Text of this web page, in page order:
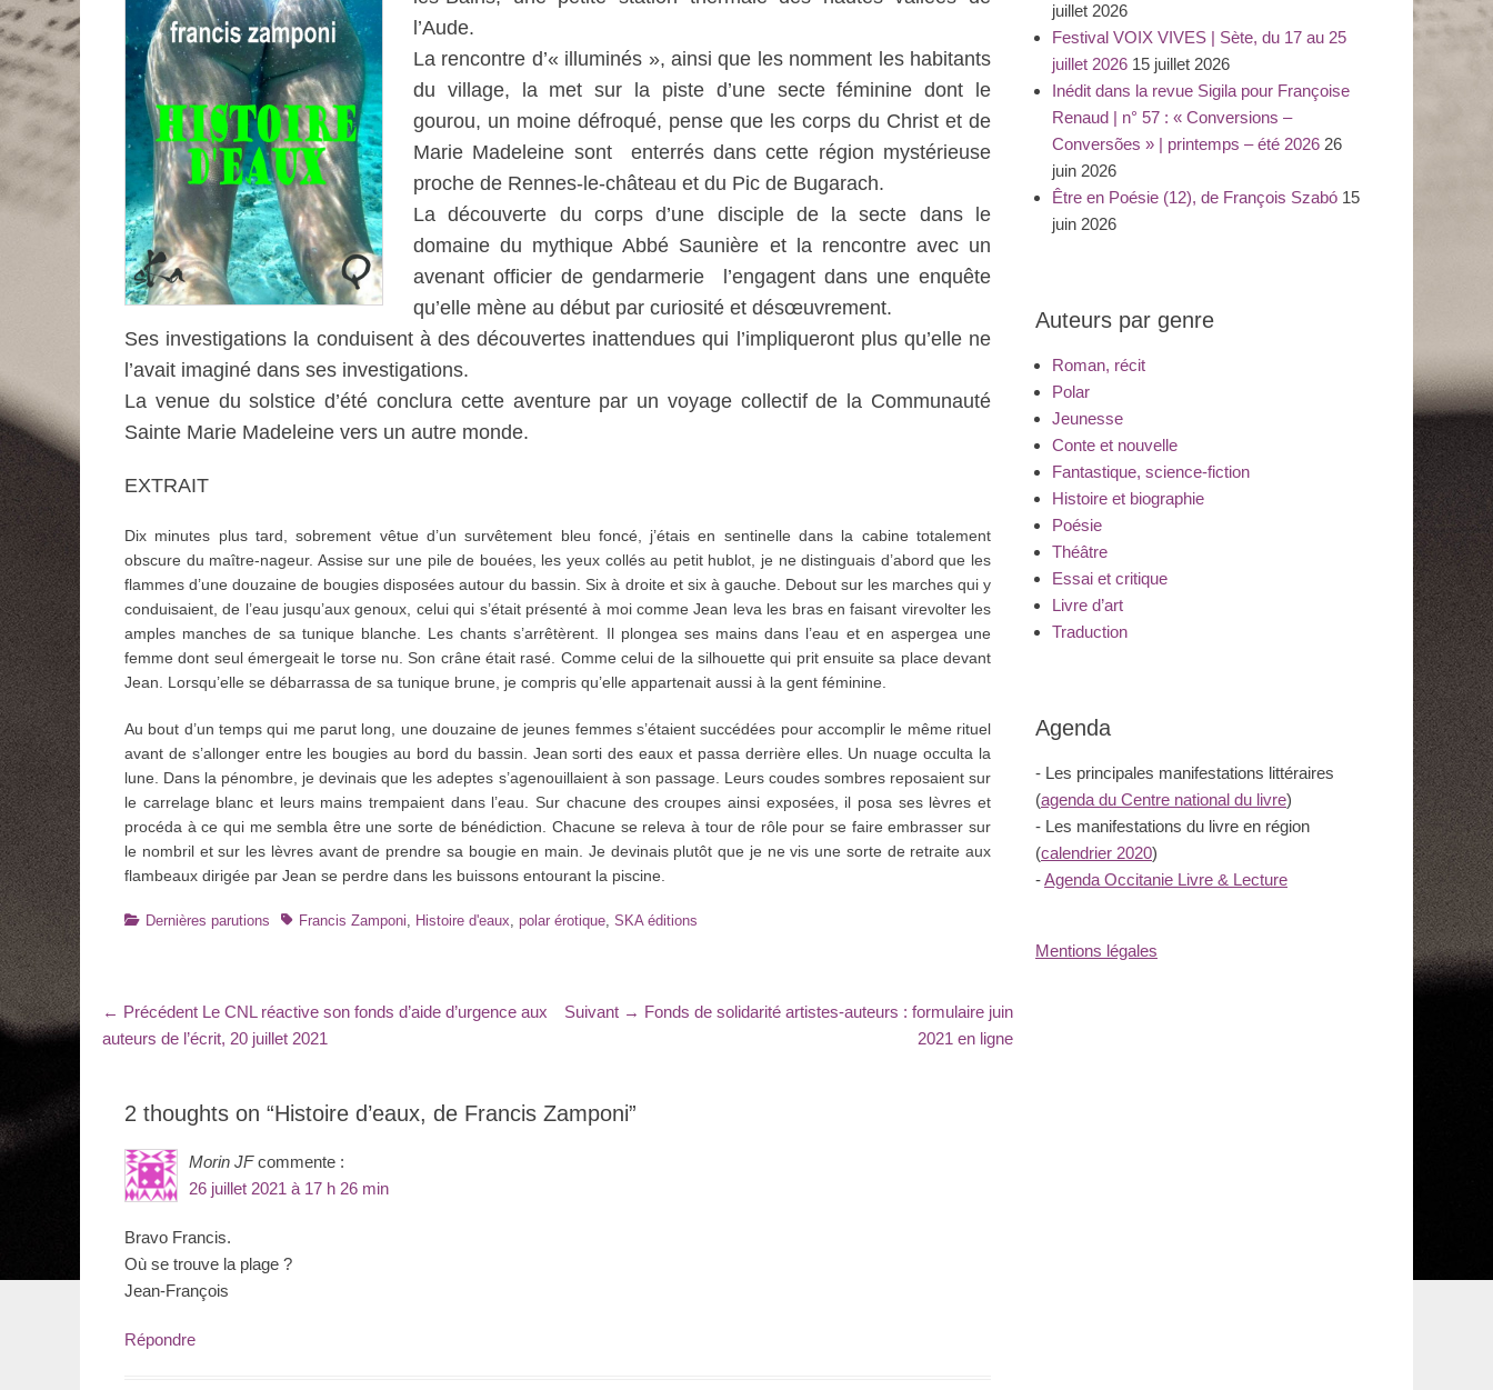
l’Aude.
La rencontre d’« illuminés », ainsi que les nomment les habitants
du village, la met sur la piste d’une secte féminine dont le
gourou, un moine défroqué, pense que les corps du Christ et de
Marie Madeleine sont enterrés dans cette région mystérieuse
proche de Rennes-le-château et du Pic de Bugarach.
La découverte du corps d’une disciple de la secte dans le
domaine du mythique Abbé Saunière et la rencontre avec un
avenant officier de gendarmerie l’engagent dans une enquête
qu’elle mène au début par curiosité et désœuvrement.
Ses investigations la conduisent à des découvertes inattendues qui l’impliqueront plus qu’elle ne
l’avait imaginé dans ses investigations.
La venue du solstice d’été conclura cette aventure par un voyage collectif de la Communauté
Sainte Marie Madeleine vers un autre monde.
EXTRAIT
Dix minutes plus tard, sobrement vêtue d’un survêtement bleu foncé, j’étais en sentinelle dans la cabine totalement
obscure du maître-nageur. Assise sur une pile de bouées, les yeux collés au petit hublot, je ne distinguais d’abord que les
flammes d’une douzaine de bougies disposées autour du bassin. Six à droite et six à gauche. Debout sur les marches qui y
conduisaient, de l’eau jusqu’aux genoux, celui qui s’était présenté à moi comme Jean leva les bras en faisant virevolter les
amples manches de sa tunique blanche. Les chants s’arrêtèrent. Il plongea ses mains dans l’eau et en aspergea une
femme dont seul émergeait le torse nu. Son crâne était rasé. Comme celui de la silhouette qui prit ensuite sa place devant
Jean. Lorsqu’elle se débarrassa de sa tunique brune, je compris qu’elle appartenait aussi à la gent féminine.
Au bout d’un temps qui me parut long, une douzaine de jeunes femmes s’étaient succédées pour accomplir le même rituel
avant de s’allonger entre les bougies au bord du bassin. Jean sorti des eaux et passa derrière elles. Un nuage occulta la
lune. Dans la pénombre, je devinais que les adeptes s’agenouillaient à son passage. Leurs coudes sombres reposaient sur
le carrelage blanc et leurs mains trempaient dans l’eau. Sur chacune des croupes ainsi exposées, il posa ses lèvres et
procéda à ce qui me sembla être une sorte de bénédiction. Chacune se releva à tour de rôle pour se faire embrasser sur
le nombril et sur les lèvres avant de prendre sa bougie en main. Je devinais plutôt que je ne vis une sorte de retraite aux
flambeaux dirigée par Jean se perdre dans les buissons entourant la piscine.
Catégories
Dernières parutions TagsFrancis Zamponi, Histoire d'eaux, polar érotique, SKA éditions
Navigation
de
← Précédent Article
précédent
Le CNL réactive son fonds d’aide d’urgence aux
auteurs de l’écrit, 20 juillet 2021
Suivant → Article
Fonds de solidarité artistes-auteurs : formulaire juin
2021 en ligne
2 thoughts on “Histoire d’eaux, de Francis Zamponi”
Morin JF commente :
26 juillet 2021 à 17 h 26 min
Bravo Francis.
Où se trouve la plage ?
Jean-François
Répondre
juillet 2026
Festival VOIX VIVES | Sète, du 17 au 25
juillet 2026 15 juillet 2026
Inédit dans la revue Sigila pour Françoise
Renaud | n° 57 : « Conversions –
Conversões » | printemps – été 2026 26
juin 2026
Être en Poésie (12), de François Szabó 15
juin 2026
Auteurs par genre
Roman, récit
Polar
Jeunesse
Conte et nouvelle
Fantastique, science-fiction
Histoire et biographie
Poésie
Théâtre
Essai et critique
Livre d’art
Traduction
Agenda
- Les principales manifestations littéraires
(agenda du Centre national du livre)
- Les manifestations du livre en région
(calendrier 2020)
-Agenda Occitanie Livre & Lecture
Mentions légales